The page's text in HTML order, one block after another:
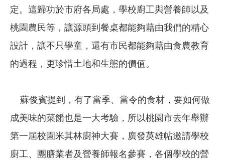
定。這歸功於市府各局處，學校廚工與營養師以及
桃園農民等，讓源頭到餐桌都能夠藉由我們的精心
設計，讓不只學童，還有市民都能夠藉由食農教育
的過程，更珍惜土地和生態的價值。
蘇俊賓提到，有了當季、當令的食材，要如何做
成美味的菜餚也是一大考驗，所以桃園市去年舉辦
第一屆校園米其林廚神大賽，廣發英雄帖邀請學校
廚工、團膳業者及營養師報名參賽，各個學校的營